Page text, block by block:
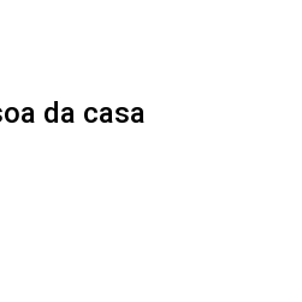
da casa